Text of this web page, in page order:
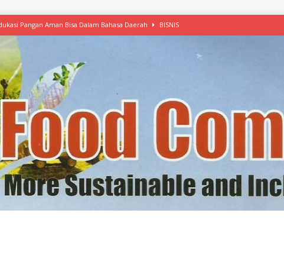
Pangan Aman Bisa Dalam Bahasa Daerah BISNIS
Mulai Ekspansi, IKEA dan MSC Dukung Seafood Berkelanjutan
Free Versi Healthy Choice, Tepung Talas Kimpul Pilihan Menu Sehat
Latih Olah Singkong, KKN Universitas Lampung Kenalkan Sosmocaf
Makanan dengan McCormick, Ciptakan Raksasa Rp1.100 Triliun